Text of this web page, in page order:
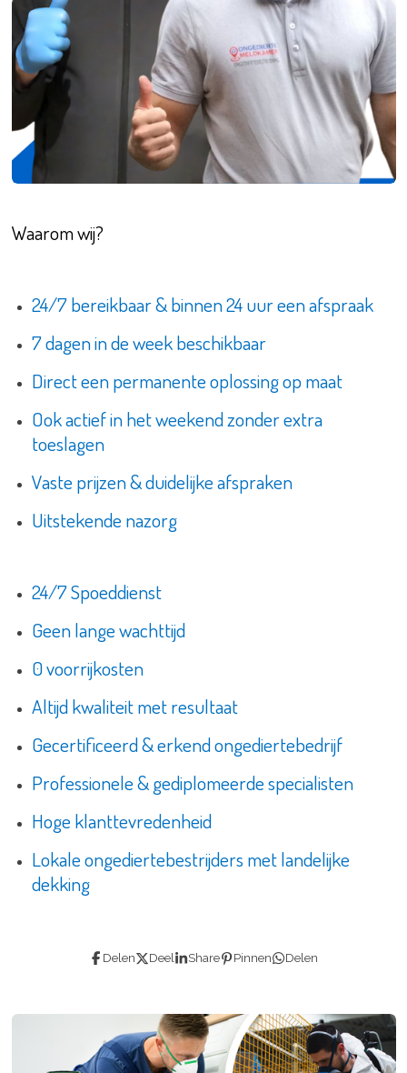
Waarom wij?
24/7 bereikbaar & binnen 24 uur een afspraak
7 dagen in de week beschikbaar
Direct een permanente oplossing op maat
Ook actief in het weekend zonder extra
toeslagen
Vaste prijzen & duidelijke afspraken
Uitstekende nazorg
24/7 Spoeddienst
Geen lange wachttijd
0 voorrijkosten
Altijd kwaliteit met resultaat
Gecertificeerd & erkend ongediertebedrijf
Professionele & gediplomeerde specialisten
Hoge klanttevredenheid
Lokale ongediertebestrijders met landelijke
dekking
Delen Deel Share Pinnen Delen